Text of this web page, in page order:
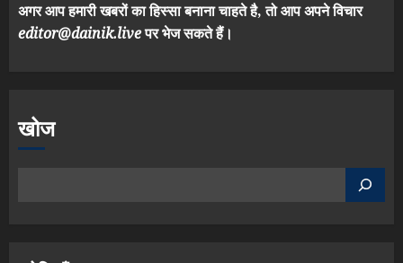
अगर आप हमारी खबरों का हिस्सा बनाना चाहते है, तो आप अपने विचार
editor@dainik.liveपर भेज सकते हैं।
खोज